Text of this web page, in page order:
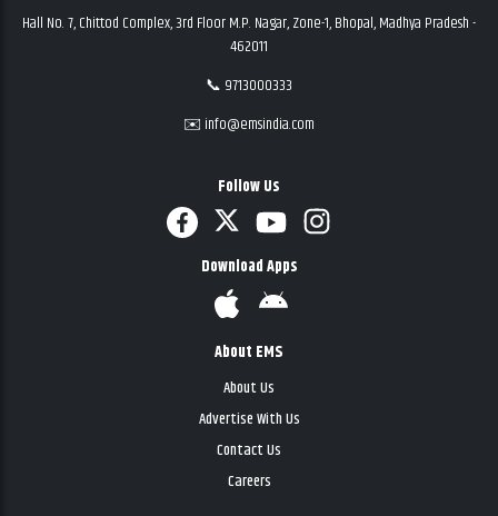
Hall No. 7, Chittod Complex, 3rd Floor M.P. Nagar, Zone-1, Bhopal, Madhya Pradesh -
462011
📞 9713000333
✉️ info@emsindia.com
Follow Us
Download Apps
About EMS
About Us
Advertise With Us
Contact Us
Careers